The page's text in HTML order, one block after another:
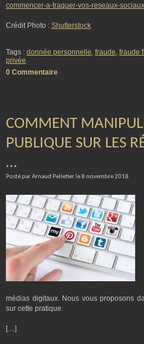
commencer-a-traquer-vos-reseaux-
Crédit Photo : Shutterstock
Tags : donnée personnelle, fraude, fraude
privée
0 Commentaire
COMMENT
PUBLIQUE SUR LES
…
Posté par Arnaud Pelletier le 8 novembre 2018
médias digitaux. Nous vous proposons
sur cette pratique.
[…]